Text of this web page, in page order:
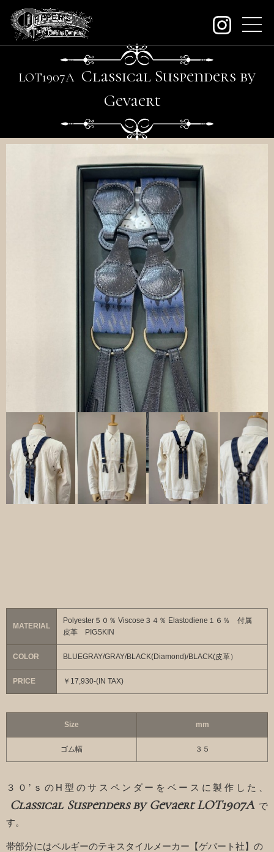
contact
dealers
KeywordSearch
SEARCH
LOT1907A Classical Suspenders by
Gevaert
MATERIAL
Polyester５０％ Viscose３４％ Elastodiene１６％ 付属
皮革 PIGSKIN
COLOR BLUEGRAY/GRAY/BLACK(Diamond)/BLACK(皮革）
PRICE ￥17,930-(IN TAX)
Size mm
ゴム幅 ３５
３０’ｓのH型のサスペンダーをベースに製作した、
Classical Suspenders by Gevaert LOT1907A で
す。
帯部分にはベルギーのテキスタイルメーカー【ゲバート社】の